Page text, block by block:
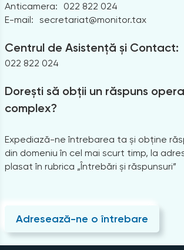
Anticamera:
022 822 024
E-mail: secretariat@monitor.tax
Centrul de Asistență și Contact:
022 822 024
Dorești să obții un răspuns
complex?
Expediază-ne întrebarea ta și obține
din domeniu în cel mai scurt timp, la
plasat în rubrica „Întrebări și răspunsuri”
Adresează-ne o întrebare